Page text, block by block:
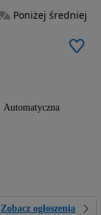
Automatyczna
Zobacz ogłoszenia
Poniżej średniej